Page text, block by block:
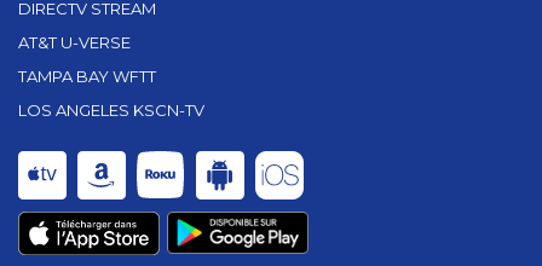
DIRECTV STREAM
AT&T U-VERSE
TAMPA BAY WFTT
LOS ANGELES KSCN-TV